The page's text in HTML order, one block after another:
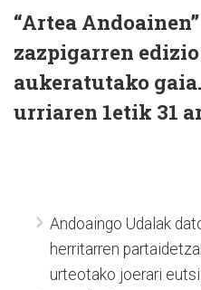
“Artea
zazpigarren
aukeratutako
urriaren 1etik 31
Andoaingo Udalak
herritarren
urteotako joerari